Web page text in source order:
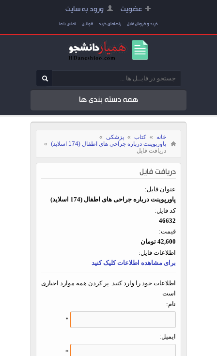
عضویت ورود به سایت
خرید و فروش فایل راهنمای خرید قوانین تماس با ما
همه دسته بندی ها
خانه » کتاب » پزشکی »
پاورپوینت درباره جراحی های اطفال (174 اسلاید)
»
دریافت فایل
دریافت فایل
عنوان فایل:
پاورپوینت درباره جراحی های اطفال (174 اسلاید)
کد فایل:
46632
قیمت:
42,600 تومان
اطلاعات فایل:
برای مشاهده اطلاعات کلیک کنید
اطلاعات خود را وارد کنید. پر کردن همه موارد اجباری
است
نام:
*
ایمیل:
*